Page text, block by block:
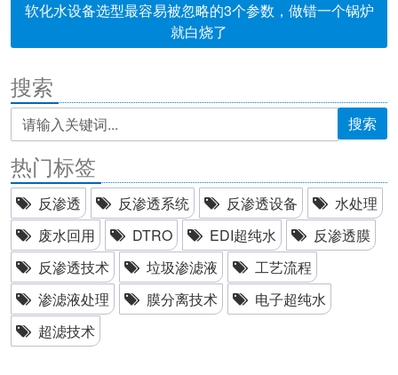
软化水设备选型最容易被忽略的3个参数，做错一个锅炉
就白烧了
搜索
搜索
热门标签
反渗透 反渗透系统 反渗透设备
水处理
废水回用
DTRO EDI超纯水
反渗透膜
反渗透技术
垃圾渗滤液
工艺流程
渗滤液处理
膜分离技术
电子超纯水
超滤技术